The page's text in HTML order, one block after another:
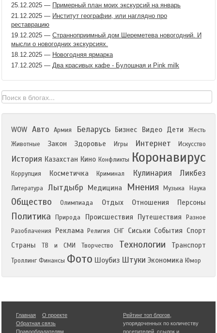
25.12.2025 — Примерный план моих экскурсий на январь
21.12.2025 — Институт географии, или наглядно про
реставрацию
19.12.2025 — Странноприимный дом Шереметева новогодний. И
мысли о новогодних экскурсиях.
18.12.2025 — Новогодняя ярмарка
17.12.2025 — Два красивых кафе - Булошная и Pink milk
WOW Авто Армия Беларусь Бизнес Видео Дети
Жесть
Животные
Закон Здоровье Игры Интернет Искусство
История Казахстан Кино Конфликты Коронавирус
Коррупция Косметичка Криминал Кулинария Ликбез
Литература Лытдыбр Медицина Мнения Музыка Наука
Общество Олимпиада Отдых Отношения Персоны
Политика Природа Происшествия Путешествия
Разное
Разоблачения
Реклама Религия СНГ Сиськи События Спорт
Страны
ТВ и СМИ Творчество Технологии Транспорт
Троллинг Финансы Фото Шоубиз Штуки Экономика Юмор
Главная
О проекте
Обратная связь
Правообладателям
Рейтинг топ блогов
упорядоченных по количеству
посетителей, ссылок и